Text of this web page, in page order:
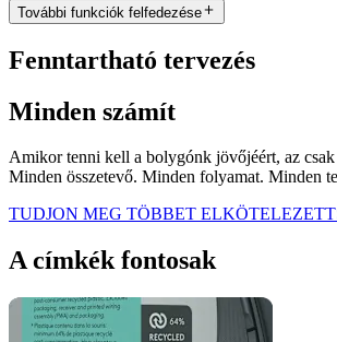
További funkciók felfedezése
Fenntartható tervezés
Minden számít
Amikor tenni kell a bolygónk jövőjéért, az
Minden összetevő. Minden folyamat. Minden
TUDJON MEG TÖBBET
A címkék fontosak